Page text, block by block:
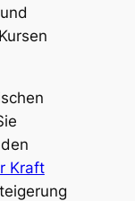
Kraft